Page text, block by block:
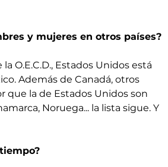
y mujeres en otros países?
O.E.C.D., Estados Unidos está
Además de Canadá, otros
que la de Estados Unidos son
Noruega... la lista sigue. Y